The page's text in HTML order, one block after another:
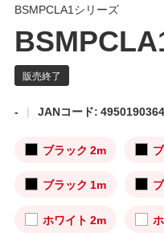
BSMPCLA1シリーズ
- JANコード:
ブラック 2m
ブラック 1m
ホワイト 2m